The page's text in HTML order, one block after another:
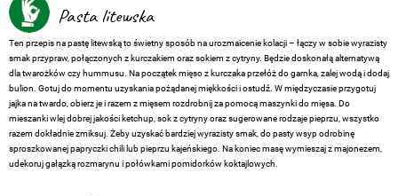
Pasta litewska
Ten przepis na pastę litewską to świetny sposób na urozmaicenie kolacji – łączy w sobie wyrazisty
smak przypraw, połączonych z kurczakiem oraz sokiem z cytryny. Będzie doskonałą alternatywą
dla twarożków czy hummusu. Na początek mięso z kurczaka przełóż do garnka, zalej wodą i dodaj
bulion. Gotuj do momentu uzyskania pożądanej miękkości i ostudź. W międzyczasie przygotuj
jajka na twardo, obierz je i razem z mięsem rozdrobnij za pomocą maszynki do mięsa. Do
mieszanki wlej dobrej jakości ketchup, sok z cytryny oraz sugerowane rodzaje pieprzu, wszystko
razem dokładnie zmiksuj. Żeby uzyskać bardziej wyrazisty smak, do pasty wsyp odrobinę
sproszkowanej papryczki chili lub pieprzu kajeńskiego. Na koniec masę wymieszaj z majonezem,
udekoruj gałązką rozmarynu i połówkami pomidorków koktajlowych.